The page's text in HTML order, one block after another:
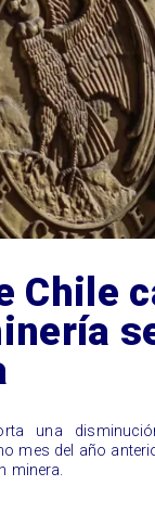
Chile
una
mes del año
minera.